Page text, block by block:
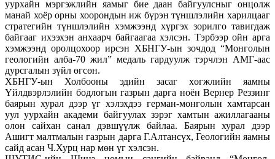
уурхайн мэргэжлийн яамыг бие даан байгуулсныг онцолж
манай хоёр орны хоорондын иж бүрэн түншлэлийн харилцааг
стратегийн түншлэлийн хэмжээнд хүргэх зорилго тавигдаж
байгааг ихээхэн анхаарч байгаагаа хэлсэн. Тэрбээр ойн арга
хэмжээнд оролцохоор ирсэн ХБНГУ-ын зочдод “Монголын
геологийн алба-70 жил” медаль гардуулж тэрчлэн АМГ-аас
дурсгалын зүйл өгсөн.
ХБНГУ-ын Холбооны эдийн засаг хөгжлийн яамны
Үйлдвэрлэлийн бодлогын газрын дарга ноён Вернер Реззинг
баярын хурал дээр үг хэлэхдээ герман-монголын хамтарсан
уул уурхайн академи байгуулах зэрэг хамтын ажиллагааны
олон сайхан санал дэвшүүлж байлаа. Баярын хурал дээр
Ашигт малтмалын газрын дарга Г.Алтансүх, Геологийн яамны
сайд асан Ч.Хурц нар мөн үг хэлсэн.